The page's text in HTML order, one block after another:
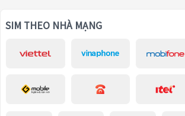
SIM THEO NHÀ MẠNG